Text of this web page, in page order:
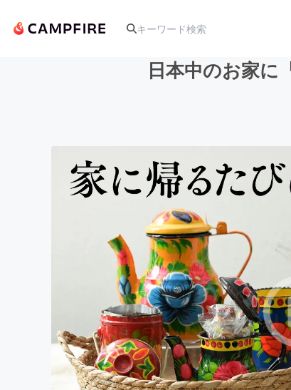
アート・写真
テクノロジー・ガジェット
映像・映画
ビジネス・起業
まちづくり・地域活性化
日本中のお家に